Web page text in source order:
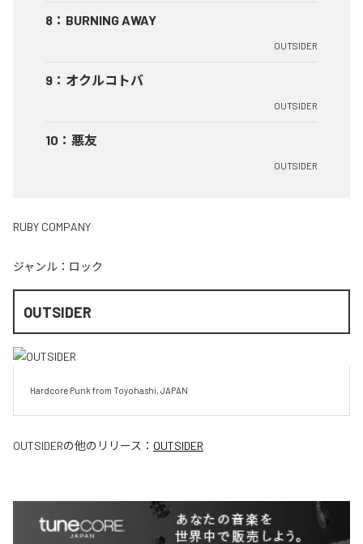
8 ： BURNING AWAY
OUTSIDER
9 ： オクルコトバ
OUTSIDER
10 ： 悪友
OUTSIDER
RUBY COMPANY
ジャンル： ロック
OUTSIDER
Hardcore Punk from Toyohashi, JAPAN
OUTSIDERの他のリリース： OUTSIDER